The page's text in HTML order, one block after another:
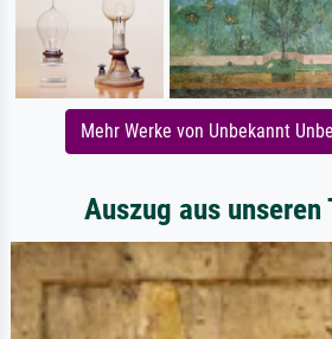
Mehr Werke von Unbekannt
Auszug aus unseren